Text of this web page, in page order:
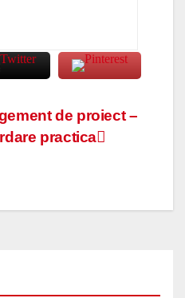
de proiect –
practica